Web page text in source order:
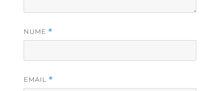
NUME *
EMAIL *